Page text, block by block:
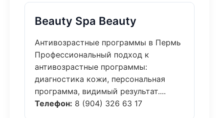
Beauty Spa Beauty
Антивозрастные программы в Пермь
Профессиональный подход к
антивозрастные программы:
диагностика кожи, персональная
программа, видимый результат....
Телефон: 8 (904) 326 63 17